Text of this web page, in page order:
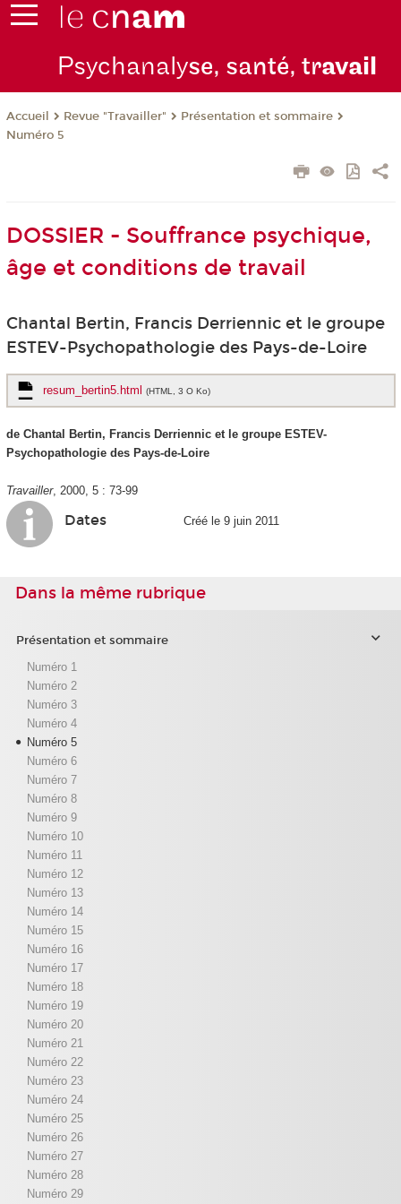
Psychanalyse, santé, travail
Accueil Revue "Travailler"
Présentation et sommaire
Numéro 5
DOSSIER - Souffrance psychique,
âge et conditions de travail
Chantal Bertin, Francis Derriennic et le groupe
ESTEV-Psychopathologie des Pays-de-Loire
resum_bertin5.html (HTML, 3 O Ko)
de Chantal Bertin, Francis Derriennic et le groupe ESTEV-
Psychopathologie des Pays-de-Loire
Travailler, 2000, 5 : 73-99
Dates Créé le 9 juin 2011
Dans la même rubrique
Présentation et sommaire
Numéro 1
Numéro 2
Numéro 3
Numéro 4
Numéro 5
Numéro 6
Numéro 7
Numéro 8
Numéro 9
Numéro 10
Numéro 11
Numéro 12
Numéro 13
Numéro 14
Numéro 15
Numéro 16
Numéro 17
Numéro 18
Numéro 19
Numéro 20
Numéro 21
Numéro 22
Numéro 23
Numéro 24
Numéro 25
Numéro 26
Numéro 27
Numéro 28
Numéro 29